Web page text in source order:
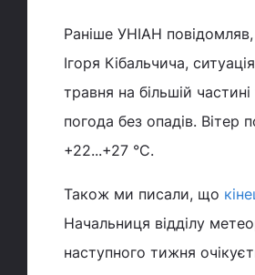
Раніше УНІАН повідомляв,
Ігоря Кібальчича,
травня на більшій
погода без опадів. Вітер
+22...+27 °С.
Також ми писали, що
Начальниця відділу
наступного тижня